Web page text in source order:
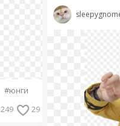
#юнги
249 29